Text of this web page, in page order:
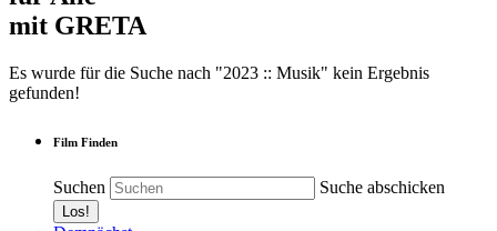
mit GRETA
Es wurde für die Suche nach "2023 :: Musik" kein Ergebnis
gefunden!
Film Finden
Suchen Suche abschicken